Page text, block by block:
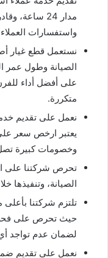
مدار 24
واستفسارات
الصيانة وطول عمر
على أفضل أداء
متكررة.
نعمل على تقديم
يعتبر ارخص سعر
وخصومات كبيرة
تحرص شركتنا على
الصيانة، وتنفيذها
تلتزم شركتنا بأعلى
حيث تحرص على فحص
لضمان عدم تواجد
نعمل على تقديم